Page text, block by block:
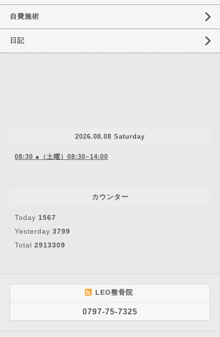
自費施術
日記
2026.08.08 Saturday
08:30 ●（土曜）08:30~14:00
カウンター
Today 1567
Yesterday 3799
Total 2913309
LEO整骨院
0797-75-7325